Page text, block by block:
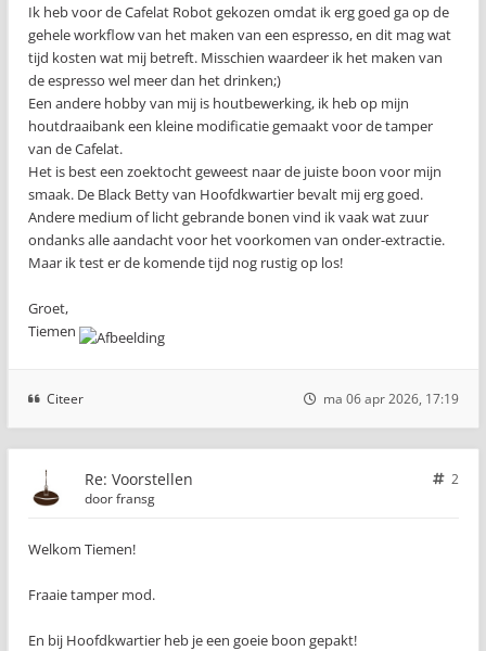
Ik heb voor de Cafelat Robot gekozen omdat ik erg goed ga op de
gehele workflow van het maken van een espresso, en dit mag wat
tijd kosten wat mij betreft. Misschien waardeer ik het maken van
de espresso wel meer dan het drinken;)
Een andere hobby van mij is houtbewerking, ik heb op mijn
houtdraaibank een kleine modificatie gemaakt voor de tamper
van de Cafelat.
Het is best een zoektocht geweest naar de juiste boon voor mijn
smaak. De Black Betty van Hoofdkwartier bevalt mij erg goed.
Andere medium of licht gebrande bonen vind ik vaak wat zuur
ondanks alle aandacht voor het voorkomen van onder-extractie.
Maar ik test er de komende tijd nog rustig op los!
Groet,
Tiemen
Citeer ma 06 apr 2026, 17:19
Re: Voorstellen
2
doorfransg
Welkom Tiemen!
Fraaie tamper mod.
En bij Hoofdkwartier heb je een goeie boon gepakt!